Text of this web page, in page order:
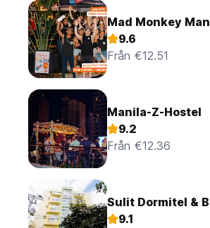
Mad Monkey
9.6
Från €12.51
Manila-Z-Hostel
9.2
Från €12.36
Sulit Dormitel &
9.1